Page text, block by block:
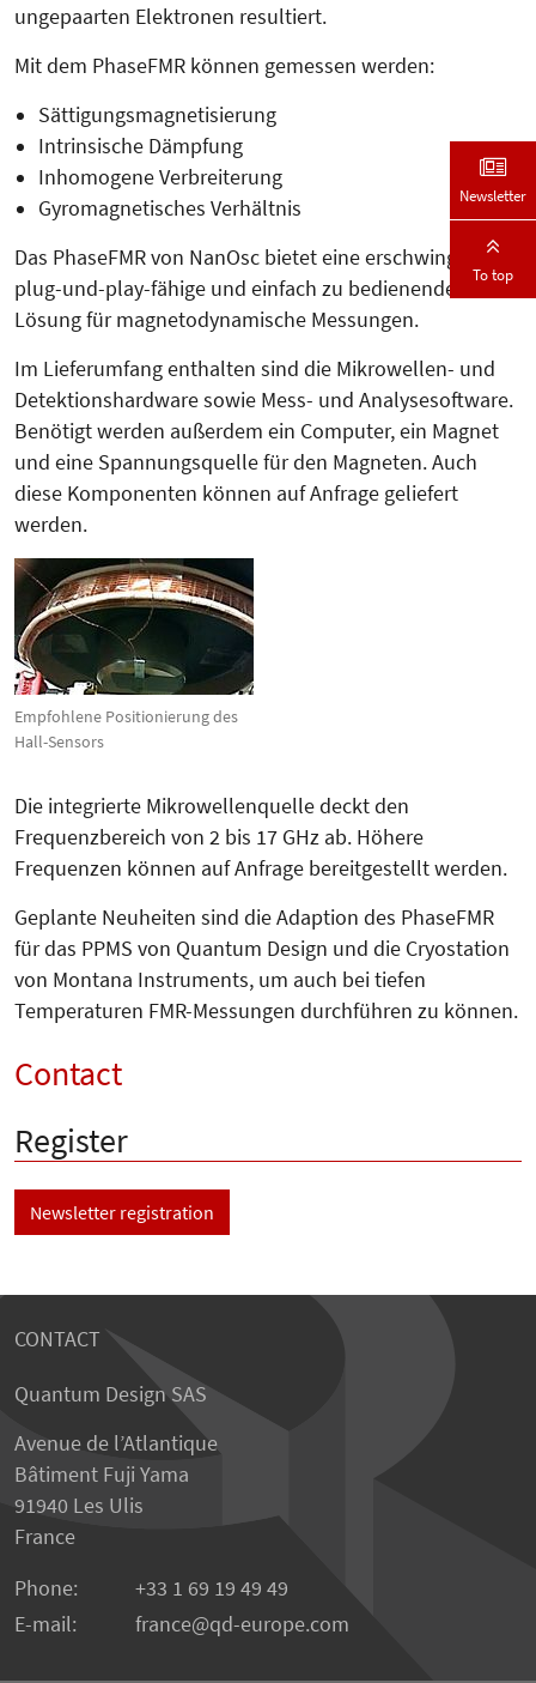
ungepaarten Elektronen resultiert.
Mit dem PhaseFMR können gemessen werden:
Sättigungsmagnetisierung
Intrinsische Dämpfung
Inhomogene Verbreiterung
Gyromagnetisches Verhältnis
Das PhaseFMR von NanOsc bietet eine erschwingliche,
plug-und-play-fähige und einfach zu bedienende
Lösung für magnetodynamische Messungen.
Im Lieferumfang enthalten sind die Mikrowellen- und
Detektionshardware sowie Mess- und Analysesoftware.
Benötigt werden außerdem ein Computer, ein Magnet
und eine Spannungsquelle für den Magneten. Auch
diese Komponenten können auf Anfrage geliefert
werden.
Empfohlene Positionierung des
Hall-Sensors
Die integrierte Mikrowellenquelle deckt den
Frequenzbereich von 2 bis 17 GHz ab. Höhere
Frequenzen können auf Anfrage bereitgestellt werden.
Geplante Neuheiten sind die Adaption des PhaseFMR
für das PPMS von Quantum Design und die Cryostation
von Montana Instruments, um auch bei tiefen
Temperaturen FMR-Messungen durchführen zu können.
Contact
Register
Newsletter registration
CONTACT
Quantum Design SAS
Avenue de l’Atlantique
Bâtiment Fuji Yama
91940 Les Ulis
France
Phone:
+33 1 69 19 49 49
E-mail:
france qd-europe.com
Newsletter
To top